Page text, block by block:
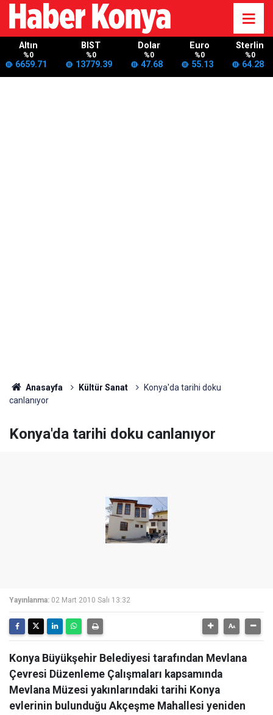
Altın
%0
6659.71
BIST
%0
13779.39
Dolar
%0
47.68
Euro
%0
55.13
Sterlin
%0
64.28
Anasayfa Kültür Sanat
Konya'da tarihi doku
canlanıyor
Konya'da tarihi doku canlanıyor
Yayınlanma: 02 Mart 2010 Salı 13:32
Konya Büyükşehir Belediyesi tarafından Mevlana
Çevresi Düzenleme Çalışmaları kapsamında
Mevlana Müzesi yakınlarındaki tarihi Konya
evlerinin bulunduğu Akçeşme Mahallesi yeniden